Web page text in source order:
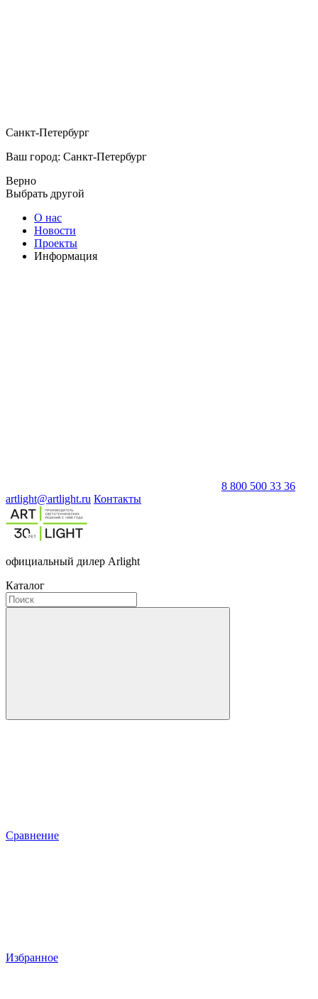
Санкт-Петербург
Ваш город: Санкт-Петербург
Верно
Выбрать другой
О нас
Новости
Проекты
Информация
8 800 500 33 36
artlight@artlight.ru Контакты
официальный дилер Arlight
Каталог
Сравнение
Избранное